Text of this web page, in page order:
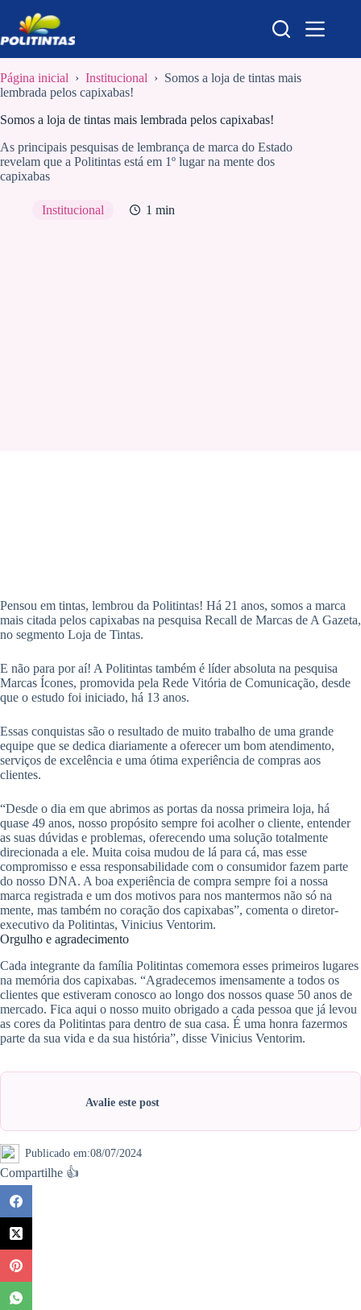
para
o
conteúdo
Página inicial › Institucional › Somos a loja de tintas mais
lembrada pelos capixabas!
Somos a loja de tintas mais lembrada pelos capixabas!
As principais pesquisas de lembrança de marca do Estado
revelam que a Politintas está em 1º lugar na mente dos
capixabas
Institucional 1 min
Pensou em tintas, lembrou da Politintas! Há 21 anos, somos a marca
mais citada pelos capixabas na pesquisa Recall de Marcas de A Gazeta,
no segmento Loja de Tintas.
E não para por aí! A Politintas também é líder absoluta na pesquisa
Marcas Ícones, promovida pela Rede Vitória de Comunicação, desde
que o estudo foi iniciado, há 13 anos.
Essas conquistas são o resultado de muito trabalho de uma grande
equipe que se dedica diariamente a oferecer um bom atendimento,
serviços de excelência e uma ótima experiência de compras aos
clientes.
“Desde o dia em que abrimos as portas da nossa primeira loja, há
quase 49 anos, nosso propósito sempre foi acolher o cliente, entender
as suas dúvidas e problemas, oferecendo uma solução totalmente
direcionada a ele. Muita coisa mudou de lá para cá, mas esse
compromisso e essa responsabilidade com o consumidor fazem parte
do nosso DNA. A boa experiência de compra sempre foi a nossa
marca registrada e um dos motivos para nos mantermos não só na
mente, mas também no coração dos capixabas”, comenta o diretor-
executivo da Politintas, Vinicius Ventorim.
Orgulho e agradecimento
Cada integrante da família Politintas comemora esses primeiros lugares
na memória dos capixabas. “Agradecemos imensamente a todos os
clientes que estiveram conosco ao longo dos nossos quase 50 anos de
mercado. Fica aqui o nosso muito obrigado a cada pessoa que já levou
as cores da Politintas para dentro de sua casa. É uma honra fazermos
parte da sua vida e da sua história”, disse Vinicius Ventorim.
Avalie este post
Publicado em:08/07/2024
Compartilhe 👍